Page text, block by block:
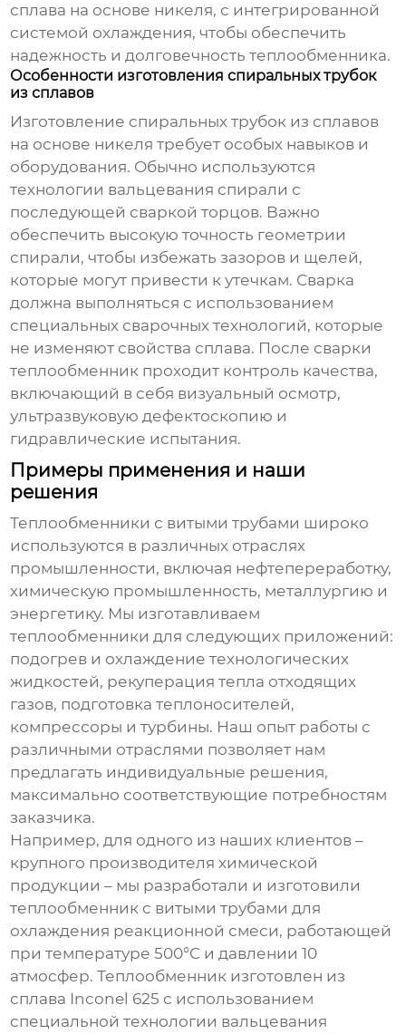
сплава на основе никеля, с интегрированной
системой охлаждения, чтобы обеспечить
надежность и долговечность теплообменника.
Особенности изготовления спиральных трубок
из сплавов
Изготовление спиральных трубок из сплавов
на основе никеля требует особых навыков и
оборудования. Обычно используются
технологии вальцевания спирали с
последующей сваркой торцов. Важно
обеспечить высокую точность геометрии
спирали, чтобы избежать зазоров и щелей,
которые могут привести к утечкам. Сварка
должна выполняться с использованием
специальных сварочных технологий, которые
не изменяют свойства сплава. После сварки
теплообменник проходит контроль качества,
включающий в себя визуальный осмотр,
ультразвуковую дефектоскопию и
гидравлические испытания.
Примеры применения и наши
решения
Теплообменники с витыми трубами широко
используются в различных отраслях
промышленности, включая нефтепереработку,
химическую промышленность, металлургию и
энергетику. Мы изготавливаем
теплообменники для следующих приложений:
подогрев и охлаждение технологических
жидкостей, рекуперация тепла отходящих
газов, подготовка теплоносителей,
компрессоры и турбины. Наш опыт работы с
различными отраслями позволяет нам
предлагать индивидуальные решения,
максимально соответствующие потребностям
заказчика.
Например, для одного из наших клиентов –
крупного производителя химической
продукции – мы разработали и изготовили
теплообменник с витыми трубами для
охлаждения реакционной смеси, работающей
при температуре 500°C и давлении 10
атмосфер. Теплообменник изготовлен из
сплава Inconel 625 с использованием
специальной технологии вальцевания